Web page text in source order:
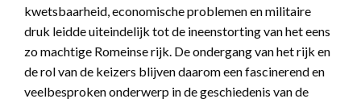
kwetsbaarheid, economische problemen en militaire
druk leidde uiteindelijk tot de ineenstorting van het eens
zo machtige Romeinse rijk. De ondergang van het rijk en
de rol van de keizers blijven daarom een fascinerend en
veelbesproken onderwerp in de geschiedenis van de